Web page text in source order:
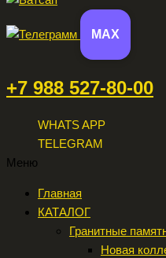
MAX
+7 988 527-80-00
WHATS APP
TELEGRAM
Меню
Главная
КАТАЛОГ
Гранитные
Новая